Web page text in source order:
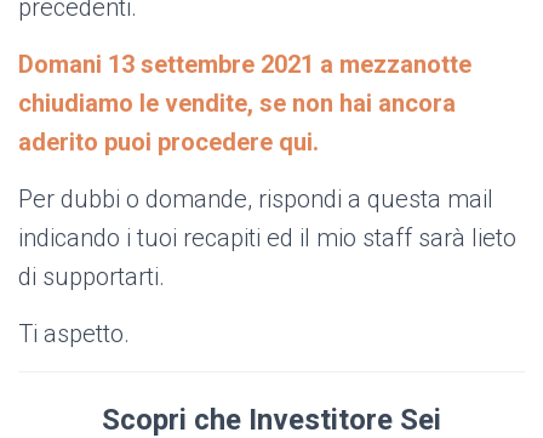
precedenti.
Domani 13 settembre 2021 a mezzanotte
chiudiamo le vendite, se non hai ancora
aderito puoi procedere qui.
Per dubbi o domande, rispondi a questa mail
indicando i tuoi recapiti ed il mio staff sarà lieto
di supportarti.
Ti aspetto.
Scopri che Investitore Sei